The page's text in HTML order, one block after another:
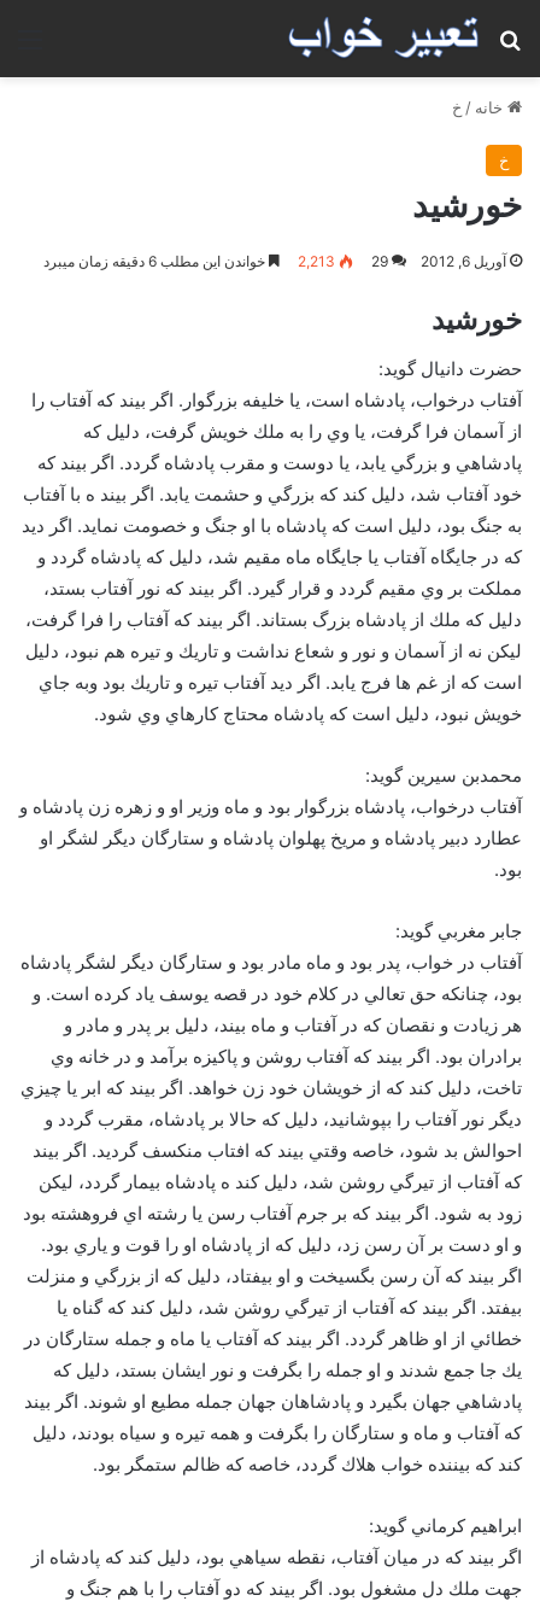
جستجو برای
خانه / خ
خ
خورشيد
آوریل 6, 2012 29
2,213 خواندن این مطلب 6 دقیقه زمان میبرد
خورشيد
حضرت دانيال گويد:
آفتاب درخواب، پادشاه است، يا خليفه بزرگوار. اگر بيند كه آفتاب را
از آسمان فرا گرفت، يا وي را به ملك خويش گرفت، دليل كه
پادشاهي و بزرگي يابد، يا دوست و مقرب پادشاه گردد. اگر بيند كه
خود آفتاب شد، دليل كند كه بزرگي و حشمت يابد. اگر بيند ه با آفتاب
به جنگ بود، دليل است كه پادشاه با او جنگ و خصومت نمايد. اگر ديد
كه در جايگاه آفتاب يا جايگاه ماه مقيم شد، دليل كه پادشاه گردد و
مملكت بر وي مقيم گردد و قرار گيرد. اگر بيند كه نور آفتاب بستد،
دليل كه ملك از پادشاه بزرگ بستاند. اگر بيند كه آفتاب را فرا گرفت،
ليكن نه از آسمان و نور و شعاع نداشت و تاريك و تيره هم نبود، دليل
است كه از غم ها فرج يابد. اگر ديد آفتاب تيره و تاريك بود وبه جاي
خويش نبود، دليل است كه پادشاه محتاج كارهاي وي شود.
محمدبن سيرين گويد:
آفتاب درخواب، پادشاه بزرگوار بود و ماه وزير او و زهره زن پادشاه و
عطارد دبير پادشاه و مريخ پهلوان پادشاه و ستارگان ديگر لشگر او
بود.
جابر مغربي گويد:
آفتاب در خواب، پدر بود و ماه مادر بود و ستارگان ديگر لشگر پادشاه
بود، چنانكه حق تعالي در كلام خود در قصه يوسف ياد كرده است. و
هر زيادت و نقصان كه در آفتاب و ماه بيند، دليل بر پدر و مادر و
برادران بود. اگر بيند كه آفتاب روشن و پاكيزه برآمد و در خانه وي
تاخت، دليل كند كه از خويشان خود زن خواهد. اگر بيند كه ابر يا چيزي
ديگر نور آفتاب را بپوشانيد، دليل كه حالا بر پادشاه، مقرب گردد و
احوالش بد شود، خاصه وقتي بيند كه افتاب منكسف گرديد. اگر بيند
كه آفتاب از تيرگي روشن شد، دليل كند ه پادشاه بيمار گردد، ليكن
زود به شود. اگر بيند كه بر جرم آفتاب رسن يا رشته اي فروهشته بود
و او دست بر آن رسن زد، دليل كه از پادشاه او را قوت و ياري بود.
اگر بيند كه آن رسن بگسيخت و او بيفتاد، دليل كه از بزرگي و منزلت
بيفتد. اگر بيند كه آفتاب از تيرگي روشن شد، دليل كند كه گناه يا
خطائي از او ظاهر گردد. اگر بيند كه آفتاب يا ماه و جمله ستارگان در
يك جا جمع شدند و او جمله را بگرفت و نور ايشان بستد، دليل كه
پادشاهي جهان بگيرد و پادشاهان جهان جمله مطيع او شوند. اگر بيند
كه آفتاب و ماه و ستارگان را بگرفت و همه تيره و سياه بودند، دليل
كند كه بيننده خواب هلاك گردد، خاصه كه ظالم ستمگر بود.
ابراهيم كرماني گويد:
اگر بيند كه در ميان آفتاب، نقطه سياهي بود، دليل كند كه پادشاه از
جهت ملك دل مشغول بود. اگر بيند كه دو آفتاب را با هم جنگ و